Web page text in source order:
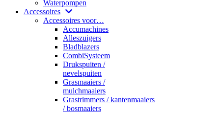
Waterpompen
Accessoires
Accessoires voor…
Accumachines
Alleszuigers
Bladblazers
CombiSysteem
Drukspuiten /
nevelspuiten
Grasmaaiers /
mulchmaaiers
Grastrimmers / kantenmaaiers
/ bosmaaiers